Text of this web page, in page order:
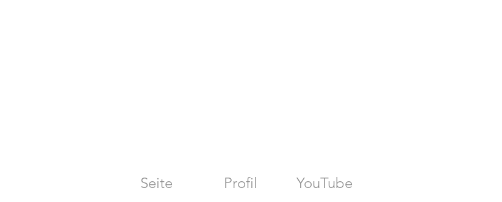
Seite Profil YouTube